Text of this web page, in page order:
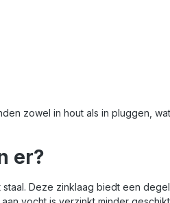
zowel in hout als in pluggen,
er?
Deze zinklaag biedt een